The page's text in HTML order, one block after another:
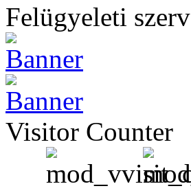
Felügyeleti szerv
Visitor Counter